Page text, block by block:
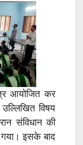
आयोजित कर
विषय
संविधान की
गया। इसके बाद